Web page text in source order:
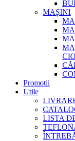
MAȘINI
Promotii
Utile
LISTA